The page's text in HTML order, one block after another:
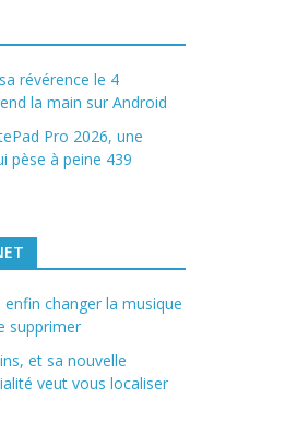
révérence le 4
la main sur Android
Pro 2026, une
pèse à peine 439
changer la musique
supprimer
et sa nouvelle
veut vous localiser